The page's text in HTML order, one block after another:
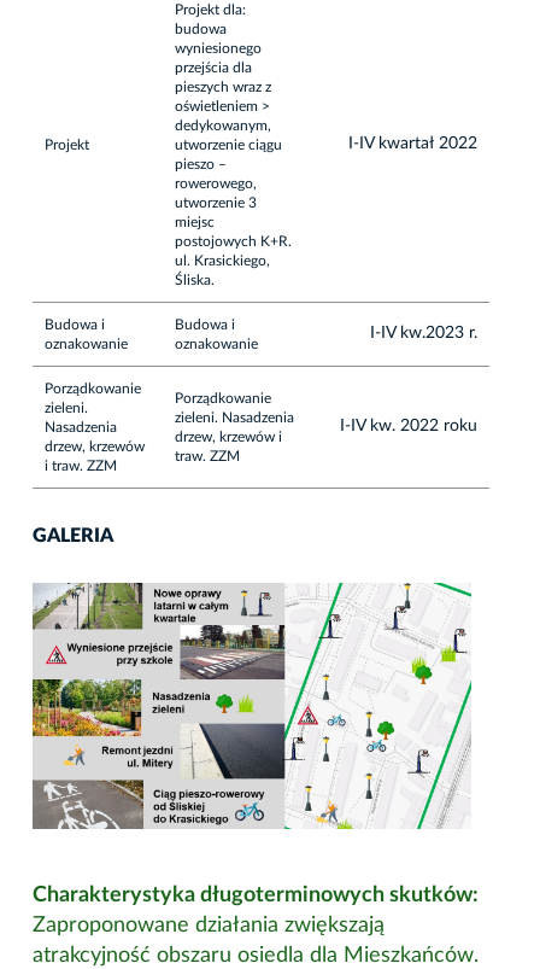
Projekt
Projekt dla:
budowa
wyniesionego
przejścia dla
pieszych wraz z
oświetleniem >
dedykowanym,
utworzenie ciągu
pieszo –
rowerowego,
utworzenie 3
miejsc
postojowych K+R.
ul. Krasickiego,
Śliska.
I-IV kwartał 2022
Budowa i
oznakowanie
Budowa i
oznakowanie
I-IV kw.2023 r.
Porządkowanie
zieleni.
Nasadzenia
drzew, krzewów
i traw. ZZM
Porządkowanie
zieleni. Nasadzenia
drzew, krzewów i
traw. ZZM
I-IV kw. 2022 roku
GALERIA
Charakterystyka długoterminowych skutków:
Zaproponowane działania zwiększają
atrakcyjność obszaru osiedla dla Mieszkańców.